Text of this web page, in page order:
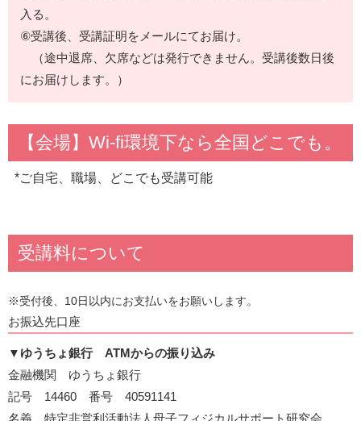
入る。
⑥受講後、受講証明をメールにてお届け。
（途中退席、欠席などは発行できません。受講後数日後
にお届けします。）
【会場】Wi-fi環境下なら全国どこでも。
*ご自宅、職場、どこでも受講可能
受講料について
※受付後、10日以内にお支払いをお願いします。
お振込先口座
▼ ゆうちょ銀行 ATMからの振り込み
金融機関 ゆうちょ銀行
記号 14460 番号 40591141
名義 特定非営利活動法人母子フィジカルサポート研究会